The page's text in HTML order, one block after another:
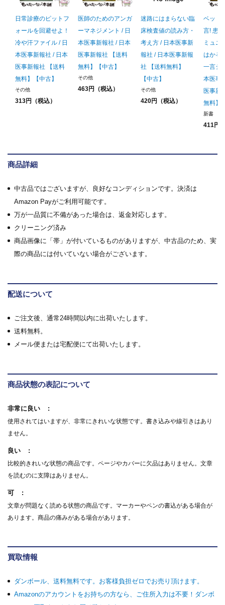
日常診療のピットフ
ォールを回避せよ！
冷や汗ファイル / 日
本医事新報社 / 日本
医事新報社 【送料
無料】【中古】
その他
313円（税込）
医師のためのアンガ
ーマネジメント / 日
本医事新報社 / 日本
医事新報社 【送料
無料】【中古】
その他
463円（税込）
迷路にはまらない臨
床検査値の読み方・
考え方 / 日本医事新
報社 / 日本医事新報
社 【送料無料】
【中古】
その他
420円（税込）
ベッド
言! 患
ミュニ
はかる
一言シ
本医事
医事新
無料】
新書
411円
商品詳細
中古品ではございますが、良好なコンディションです。決済は
Amazon Payがご利用可能です。
万が一品質に不備があった場合は、返金対応します。
クリーニング済み
商品画像に「帯」が付いているものがありますが、中古品のため、実
際の商品には付いていない場合がございます。
配送について
ご注文後、通常24時間以内に出荷いたします。
送料無料。
メール便または宅配便にて出荷いたします。
商品状態の表記について
非常に良い
使用されてはいますが、非常にきれいな状態です。書き込みや線引きはあり
ません。
良い
比較的きれいな状態の商品です。ページやカバーに欠品はありません。文章
を読むのに支障はありません。
可
文章が問題なく読める状態の商品です。マーカーやペンの書込がある場合が
あります。商品の痛みがある場合があります。
買取情報
ダンボール、送料無料です。お客様負担ゼロでお売り頂けます。
Amazonのアカウントをお持ちの方なら、ご住所入力は不要！ダンボ